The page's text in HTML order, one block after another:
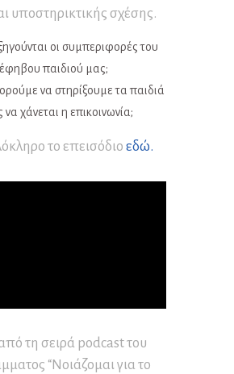
υποστηρικτικής σχέσης.
οι συμπεριφορές του
έφηβου παιδιού μας;
να στηρίξουμε τα παιδιά
να χάνεται η επικοινωνία;
το επεισόδιο εδώ.
τη σειρά podcast του
“Νοιάζομαι για το